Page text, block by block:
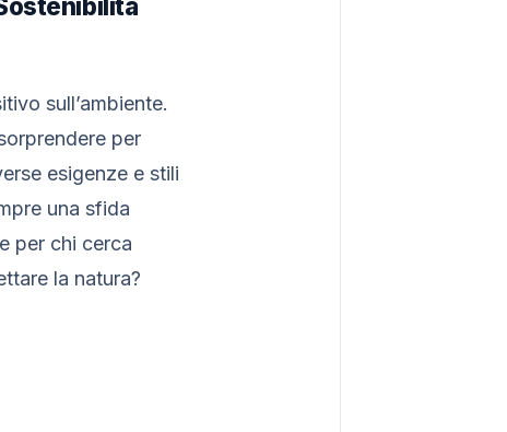
sull’ambiente.
per
esigenze e stili
una sfida
per chi cerca
la natura?